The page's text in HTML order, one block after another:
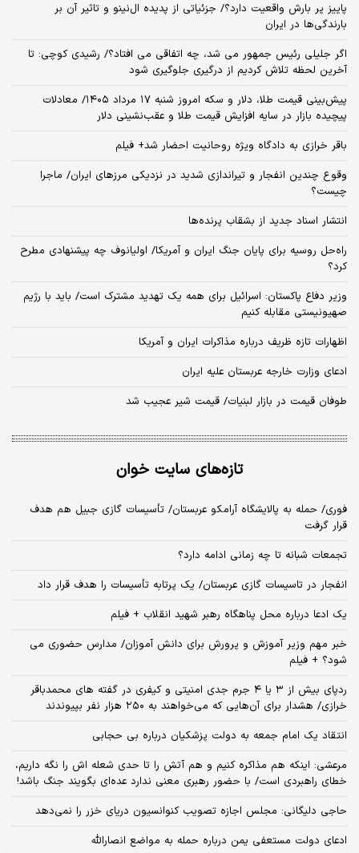
پاییز پر بارش واقعیت دارد؟/ جزئیاتی از پدیده ال‌نینو و تاثیر آن بر
بارندگی‌ها در ایران
اگر جلیلی رئیس جمهور می شد، چه اتفاقی می افتاد؟/ رشیدی کوچی: تا
آخرین لحظه تلاش کردیم از درگیری جلوگیری شود
پیش‌بینی قیمت طلا، دلار و سکه امروز شنبه ۱۷ مرداد ۱۴۰۵/ معادلات
پیچیده بازار در سایه افزایش قیمت طلا و عقب‌نشینی دلار
باقر خرازی به دادگاه ویژه روحانیت احضار شد+ فیلم
وقوع چندین انفجار و تیراندازی شدید در نزدیکی مرز‌های ایران/ ماجرا
چیست؟
انتشار اسناد جدید از بشقاب پرنده‌ها
راه‌حل روسیه برای پایان جنگ ایران و آمریکا/ اولیانوف چه پیشنهادی مطرح
کرد؟
وزیر دفاع پاکستان: اسرائیل برای همه یک تهدید مشترک است/ باید با رژیم
صهیونیستی مقابله کنیم
اظهارات تازه ظریف درباره مذاکرات ایران و آمریکا
ادعای وزارت خارجه عربستان علیه ایران
طوفان قیمت در بازار لبنیات/ قیمت شیر عجیب شد
تازه‌های سایت خوان
فوری/ حمله به پالایشگاه آرامکو عربستان/ تأسیسات گازی جبیل هم هدف
قرار گرفت
تجمعات شبانه تا چه زمانی ادامه دارد؟
انفجار در تاسیسات گازی عربستان/ یک پرتابه تأسیسات را هدف قرار داد
یک ادعا درباره محل پناهگاه‌ رهبر شهید انقلاب + فیلم
خبر مهم وزیر آموزش و پرورش برای دانش آموزان/ مدارس حضوری می
شود؟ + فیلم
ردپای بیش از ۳ یا ۴ جرم جدی امنیتی و کیفری در گفته های محمدباقر
خرازی/ هشدار برای آن‌هایی که می‌خواهند به ۲۵۰ هزار نفر بپیوندند
انتقاد یک امام جمعه به دولت پزشکیان درباره بی حجابی
مرعشی: اینکه هم مذاکره کنیم و هم آتش را تا حدی شعله اش را نگه داریم،
خطای راهبردی است/ با حضور رهبری معنی ندارد عده‌ای بگویند جنگ باشد!
حاجی دلیگانی: مجلس اجازه تصویب کنوانسیون دریای خزر را نمی‌دهد
ادعای دولت مستعفی یمن درباره حمله به مواضع انصارالله